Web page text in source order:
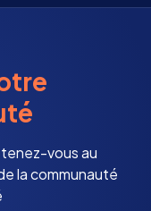
vous au
la communauté